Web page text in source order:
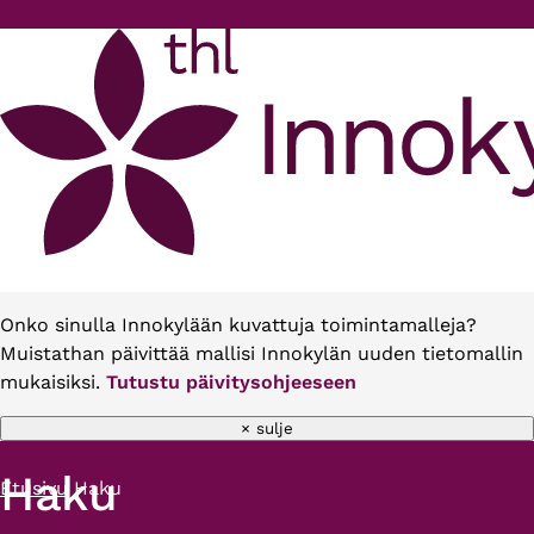
Onko sinulla Innokylään kuvattuja toimintamalleja?
Muistathan päivittää mallisi Innokylän uuden tietomallin
mukaisiksi. Tutustu päivitysohjeeseen
× sulje
Murupolku
Etusivu Haku
Haku